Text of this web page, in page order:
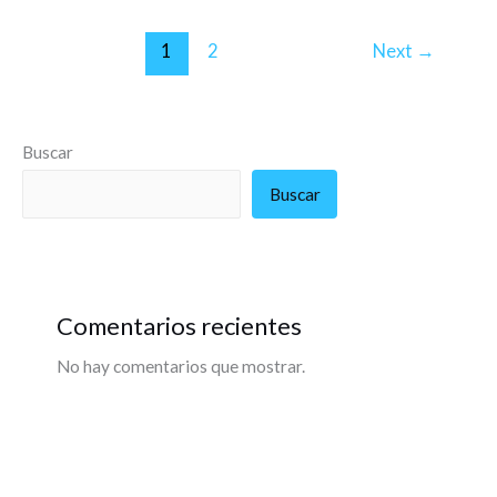
1 2 Next →
Buscar
Buscar
Comentarios recientes
No hay comentarios que mostrar.